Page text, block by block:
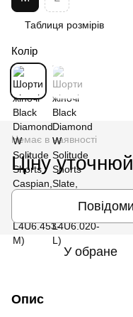
Таблиця розмірів
Колір
Немає в наявності
Ціну
У обране
Опис